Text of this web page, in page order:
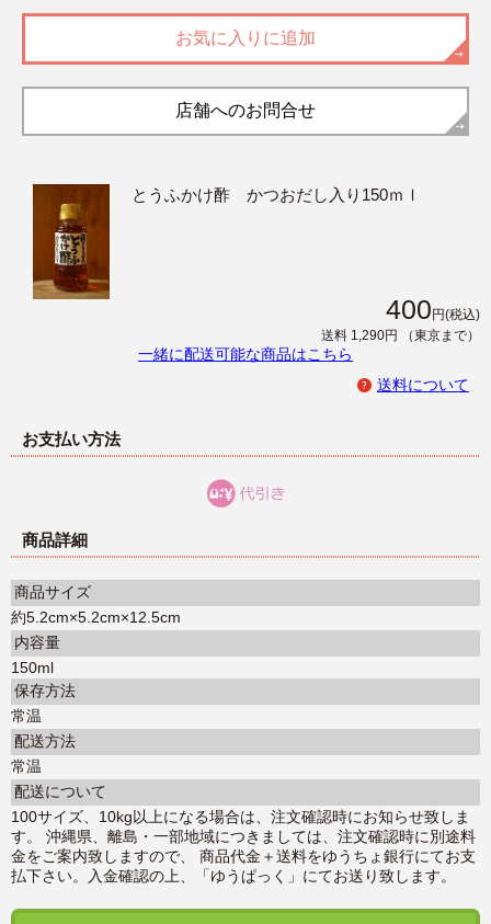
お気に入りに追加
店舗へのお問合せ
とうふかけ酢 かつおだし入り150ｍｌ
400 円(税込)
送料 1,290円
（東京まで）
一緒に配送可能な商品はこちら
送料について
お支払い方法
商品詳細
商品サイズ
約5.2cm×5.2cm×12.5cm
内容量
150ml
保存方法
常温
配送方法
常温
配送について
100サイズ、10kg以上になる場合は、注文確認時にお知らせ致しま
す。 沖縄県、離島・一部地域につきましては、注文確認時に別途料
金をご案内致しますので、 商品代金＋送料をゆうちょ銀行にてお支
払下さい。入金確認の上、「ゆうぱっく」にてお送り致します。